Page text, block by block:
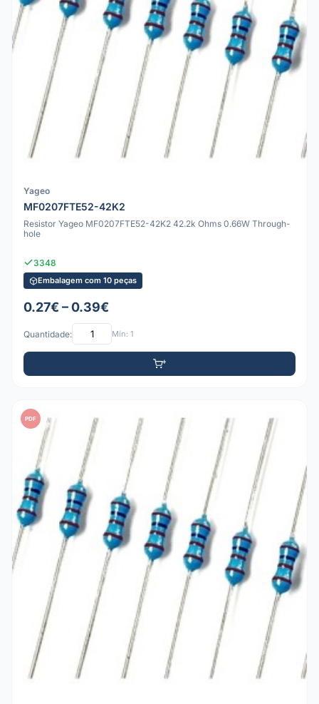
Yageo
MF0207FTE52-42K2
Resistor Yageo MF0207FTE52-42K2 42.2k Ohms 0.66W Through-
hole
3348
Embalagem com 10 peças
0.27€ – 0.39€
Quantidade: Mín: 1
PDF